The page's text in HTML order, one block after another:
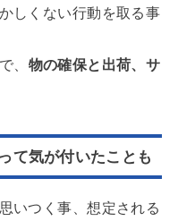
しくない行動を取る事
物の確保と出荷、サ
て気が付いたことも
いつく事、想定される